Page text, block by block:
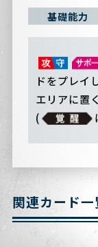
基礎能力
ドをプレイ
エリアに置
(
関連カード一